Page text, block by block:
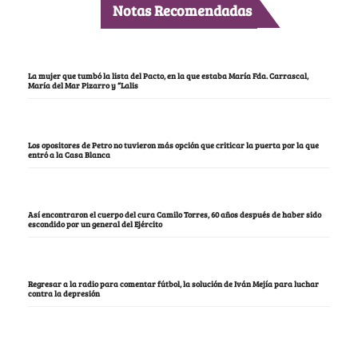
Notas Recomendadas
La mujer que tumbó la lista del Pacto, en la que estaba María Fda. Carrascal,
María del Mar Pizarro y “Lalis
Los opositores de Petro no tuvieron más opción que criticar la puerta por la que
entró a la Casa Blanca
Así encontraron el cuerpo del cura Camilo Torres, 60 años después de haber sido
escondido por un general del Ejército
Regresar a la radio para comentar fútbol, la solución de Iván Mejía para luchar
contra la depresión